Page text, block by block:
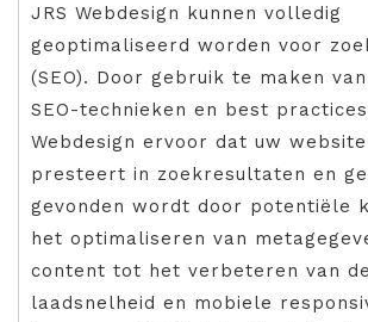
JRS Webdesign kunnen volledig
geoptimaliseerd worden voor
(SEO). Door gebruik te maken
SEO-technieken en best
Webdesign ervoor dat uw
presteert in zoekresultaten en
gevonden wordt door potentiële
het optimaliseren van
content tot het verbeteren van de
laadsnelheid en mobiele